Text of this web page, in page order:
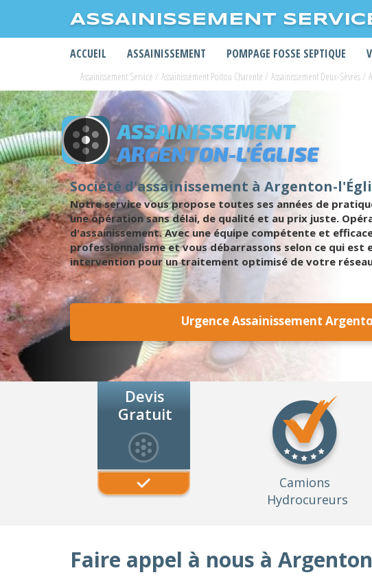
ASSAINISSEMENT
ACCUEIL ASSAINISSEMENT POMPAGE FOSSE SEPTIQUE
Assainissement Service / Assainissement Poitou Charente / Assainissement Deux-Sèvres/
ASSAINISSEMENT
ARGENTON-L'ÉGLISE
Société d'assainissement à Argenton-
Notre service vous propose toutes ses années de
une opération sans délai, de qualité et au prix juste.
d'assainissement. Avec une équipe compétente et
professionnalisme et vous débarrassons selon ce qui
intervention pour un traitement optimisé de votre
Urgence Assainissement
Devis
Gratuit
Camions
Hydrocureurs
Faire appel à nous à